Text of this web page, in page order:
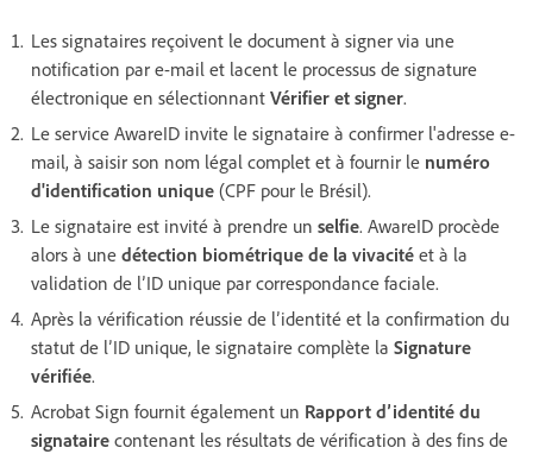
Les signataires reçoivent le document à signer via une
notification par e-mail et lacent le processus de signature
électronique en sélectionnant Vérifier et signer.
Le service AwareID invite le signataire à confirmer l'adresse e-
mail, à saisir son nom légal complet et à fournir le numéro
d'identification unique (CPF pour le Brésil).
Le signataire est invité à prendre un selfie. AwareID procède
alors à une détection biométrique de la vivacité et à la
validation de l’ID unique par correspondance faciale.
Après la vérification réussie de l’identité et la confirmation du
statut de l’ID unique, le signataire complète la Signature
vérifiée.
Acrobat Sign fournit également un Rapport d’identité du
signataire contenant les résultats de vérification à des fins de